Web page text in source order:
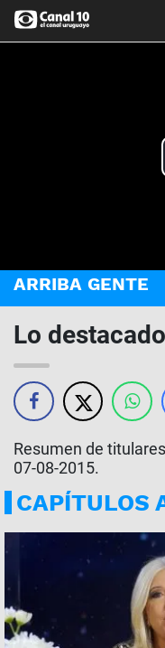
ARRIBA GENTE
Lo
Resumen de
07-08-2015.
CAPÍTULOS